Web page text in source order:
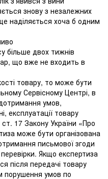
знову з незалежних
наділяється хоча б одним
більше двох тижнів
що вже не входить в
товару, то може бути
Сервісному Центрі, в
умов,
експлуатації товару
17 Закону України «Про
може бути організована
письмової згоди
Якщо експертиза
після передачі товару
порушення умов по